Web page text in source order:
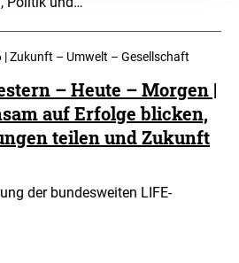
| Zukunft – Umwelt – Gesellschaft
– Heute – Morgen |
auf Erfolge blicken,
teilen und Zukunft
der bundesweiten LIFE-